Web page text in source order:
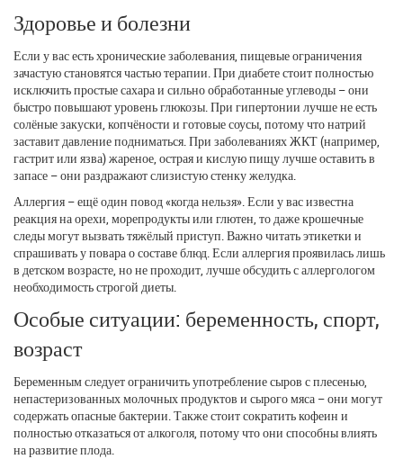
Здоровье и болезни
Если у вас есть хронические заболевания, пищевые ограничения
зачастую становятся частью терапии. При диабете стоит полностью
исключить простые сахара и сильно обработанные углеводы – они
быстро повышают уровень глюкозы. При гипертонии лучше не есть
солёные закуски, копчёности и готовые соусы, потому что натрий
заставит давление подниматься. При заболеваниях ЖКТ (например,
гастрит или язва) жареное, острая и кислую пищу лучше оставить в
запасе – они раздражают слизистую стенку желудка.
Аллергия – ещё один повод «когда нельзя». Если у вас известна
реакция на орехи, морепродукты или глютен, то даже крошечные
следы могут вызвать тяжёлый приступ. Важно читать этикетки и
спрашивать у повара о составе блюд. Если аллергия проявилась лишь
в детском возрасте, но не проходит, лучше обсудить с аллергологом
необходимость строгой диеты.
Особые ситуации: беременность, спорт,
возраст
Беременным следует ограничить употребление сыров с плесенью,
непастеризованных молочных продуктов и сырого мяса – они могут
содержать опасные бактерии. Также стоит сократить кофеин и
полностью отказаться от алкоголя, потому что они способны влиять
на развитие плода.